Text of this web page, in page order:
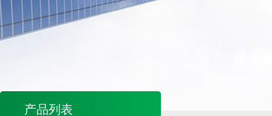
产品列表